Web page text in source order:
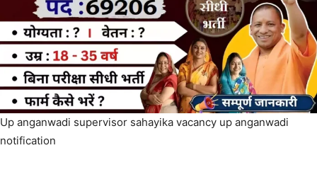
Up anganwadi supervisor sahayika vacancy up anganwadi
notification